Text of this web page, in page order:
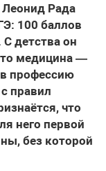
Рада
100 баллов
детства он
медицина —
профессию
правил
что
него первой
без которой